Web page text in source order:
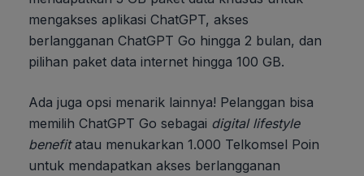
mengakses aplikasi ChatGPT, akses
berlangganan ChatGPT Go hingga 2 bulan, dan
pilihan paket data internet hingga 100 GB.
Ada juga opsi menarik lainnya! Pelanggan bisa
memilih ChatGPT Go sebagai digital lifestyle
benefitatau menukarkan 1.000 Telkomsel Poin
untuk mendapatkan akses berlangganan